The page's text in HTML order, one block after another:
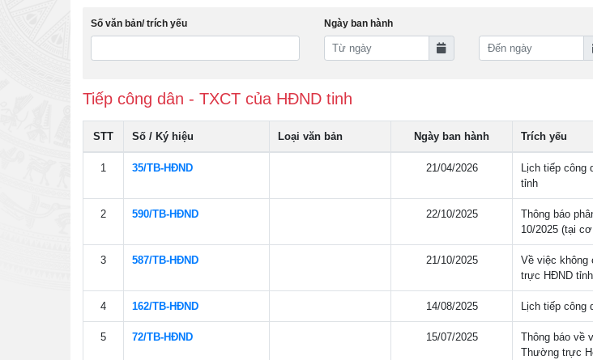
Số văn bản/ trích yếu Ngày ban hành
Tiếp công dân - TXCT của HĐND tinh
STT Số / Ký hiệu Loại văn bản Ngày ban hành Trích yếu
1 35/TB-HÐND 21/04/2026
Lịch tiếp
tỉnh
2 590/TB-HÐND 22/10/2025
Thông báo
10/2025 (tại
3 587/TB-HÐND 21/10/2025
Về việc không
trực HĐND
4 162/TB-HÐND 14/08/2025 Lịch tiếp
5 72/TB-HÐND 15/07/2025
Thông báo về
Thường trực